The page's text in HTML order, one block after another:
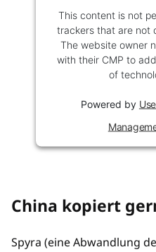
This content is not
trackers that are not
The website owner
with their CMP to
of
Powered by
China kopiert
Spyra (eine Abwandlung